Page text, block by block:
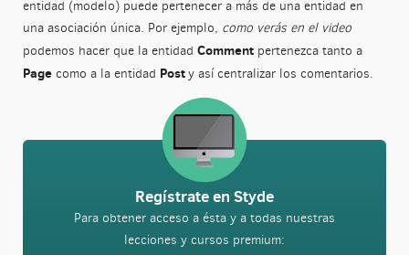
entidad (modelo) puede pertenecer a más de una entidad en
una asociación única. Por ejemplo, como verás en el video
podemos hacer que la entidad Commentpertenezca tanto a
Pagecomo a la entidad Posty así centralizar los comentarios.
Regístrate en Styde
Para obtener acceso a ésta y a todas nuestras
lecciones y cursos premium: